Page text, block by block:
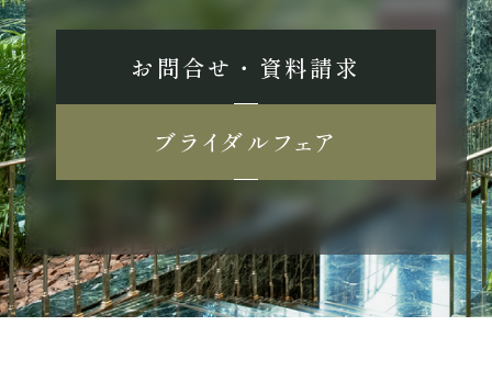
お問合せ ・ 資料請求
ブライダルフェア